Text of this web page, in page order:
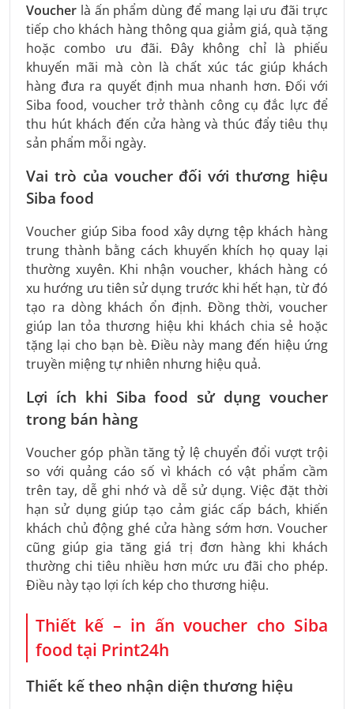
Voucher là ấn phẩm dùng để mang lại ưu đãi trực
tiếp cho khách hàng thông qua giảm giá, quà tặng
hoặc combo ưu đãi. Đây không chỉ là phiếu
khuyến mãi mà còn là chất xúc tác giúp khách
hàng đưa ra quyết định mua nhanh hơn. Đối với
Siba food, voucher trở thành công cụ đắc lực để
thu hút khách đến cửa hàng và thúc đẩy tiêu thụ
sản phẩm mỗi ngày.
Vai trò của voucher đối với thương hiệu
Siba food
Voucher giúp Siba food xây dựng tệp khách hàng
trung thành bằng cách khuyến khích họ quay lại
thường xuyên. Khi nhận voucher, khách hàng có
xu hướng ưu tiên sử dụng trước khi hết hạn, từ đó
tạo ra dòng khách ổn định. Đồng thời, voucher
giúp lan tỏa thương hiệu khi khách chia sẻ hoặc
tặng lại cho bạn bè. Điều này mang đến hiệu ứng
truyền miệng tự nhiên nhưng hiệu quả.
Lợi ích khi Siba food sử dụng voucher
trong bán hàng
Voucher góp phần tăng tỷ lệ chuyển đổi vượt trội
so với quảng cáo số vì khách có vật phẩm cầm
trên tay, dễ ghi nhớ và dễ sử dụng. Việc đặt thời
hạn sử dụng giúp tạo cảm giác cấp bách, khiến
khách chủ động ghé cửa hàng sớm hơn. Voucher
cũng giúp gia tăng giá trị đơn hàng khi khách
thường chi tiêu nhiều hơn mức ưu đãi cho phép.
Điều này tạo lợi ích kép cho thương hiệu.
Thiết kế – in ấn voucher cho Siba
food tại Print24h
Thiết kế theo nhận diện thương hiệu